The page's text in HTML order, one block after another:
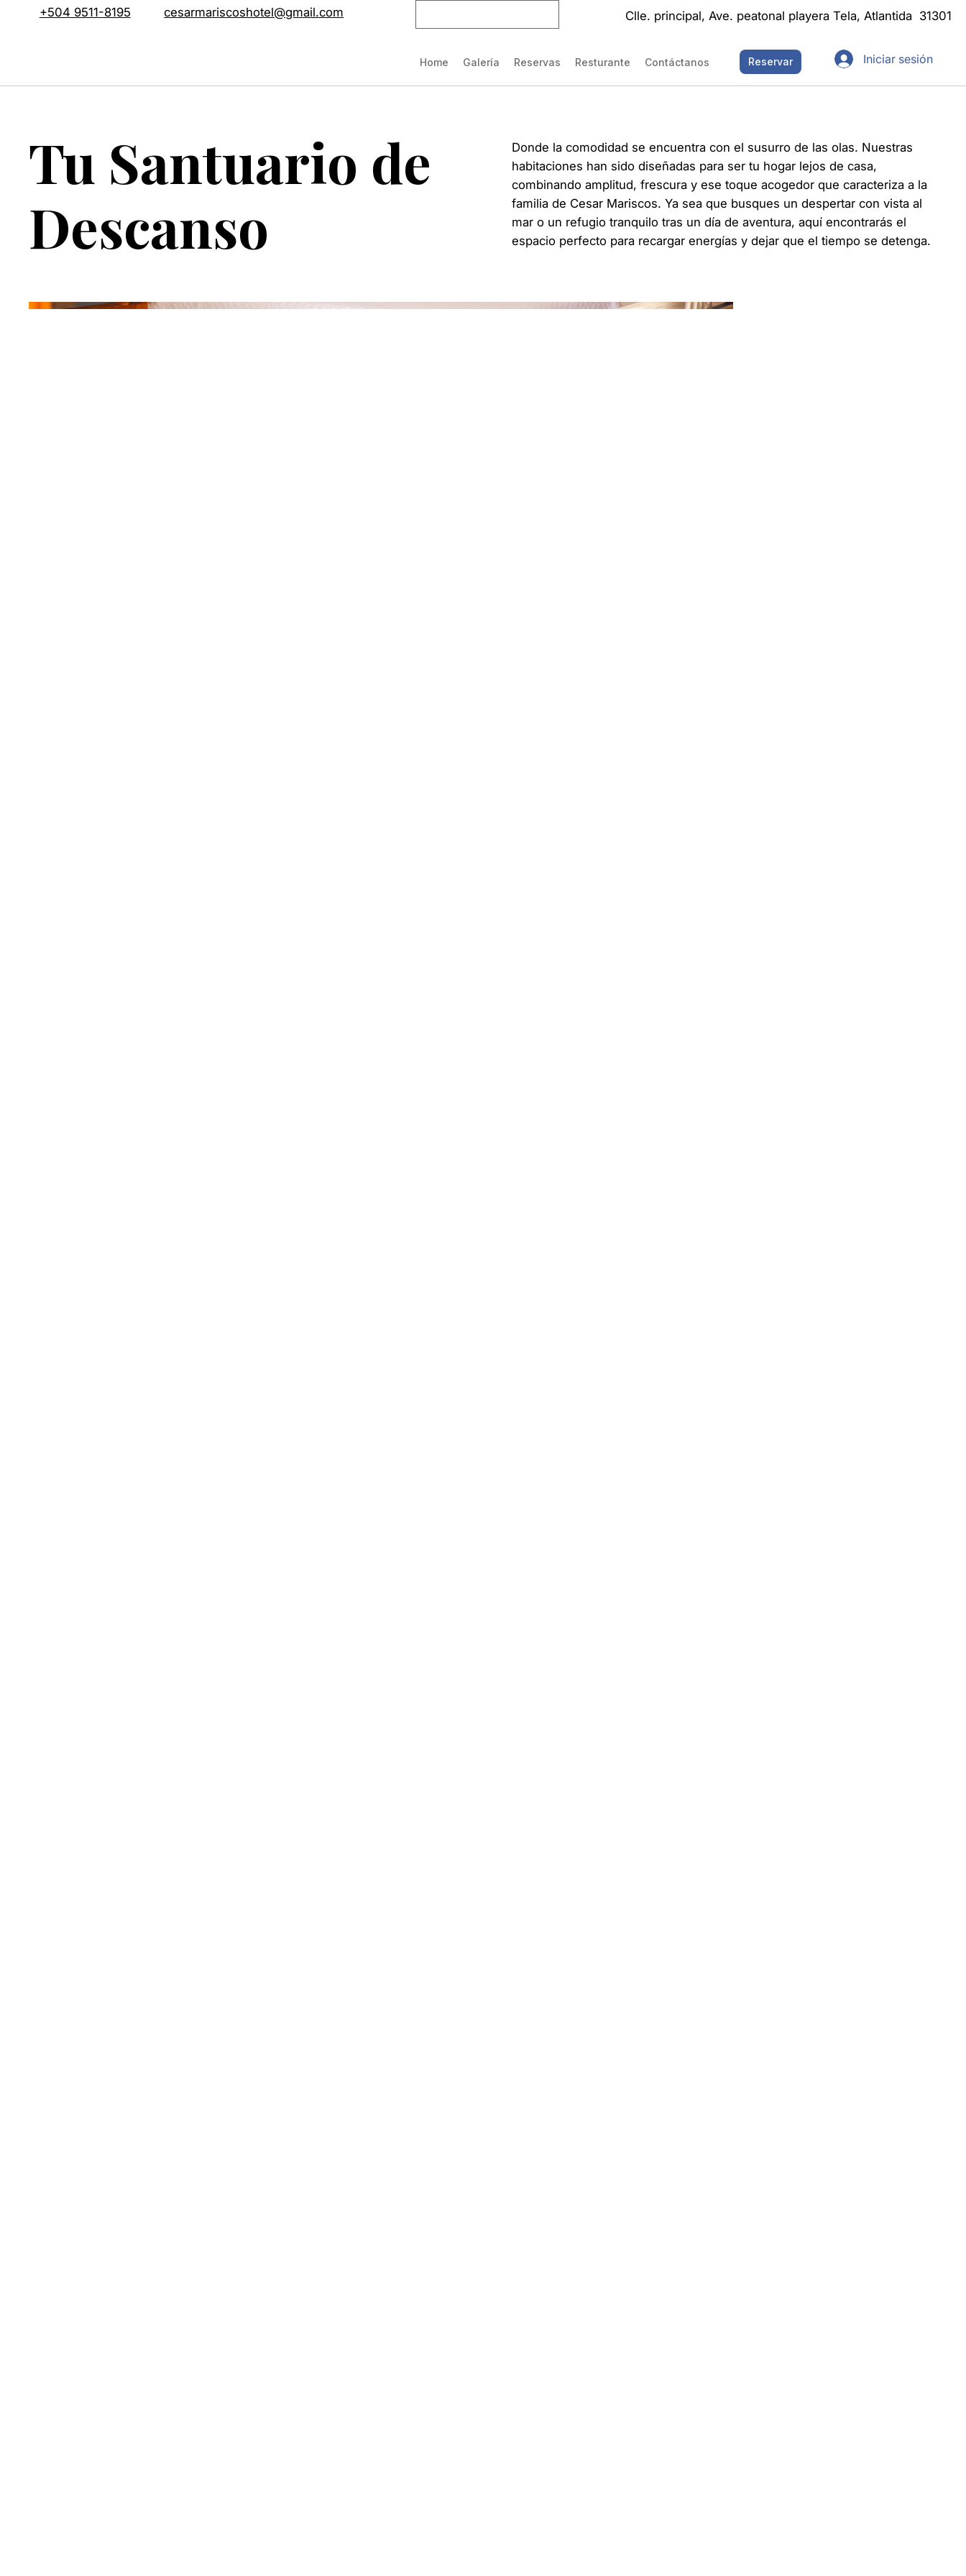
Home Galería Reservas Resturante Contáctanos Reservar Iniciar sesión
+504 9511-8195 cesarmariscoshotel@gmail.com Clle. principal, Ave. peatonal playera Tela, Atlantida 31301
Tu Santuario de
Descanso
Donde la comodidad se encuentra con el susurro de las olas. Nuestras
habitaciones han sido diseñadas para ser tu hogar lejos de casa,
combinando amplitud, frescura y ese toque acogedor que caracteriza a la
familia de Cesar Mariscos. Ya sea que busques un despertar con vista al
mar o un refugio tranquilo tras un día de aventura, aquí encontrarás el
espacio perfecto para recargar energías y dejar que el tiempo se detenga.